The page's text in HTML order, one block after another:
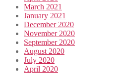
March 2021
January 2021
December 2020
November 2020
September 2020
August 2020
July 2020
April 2020